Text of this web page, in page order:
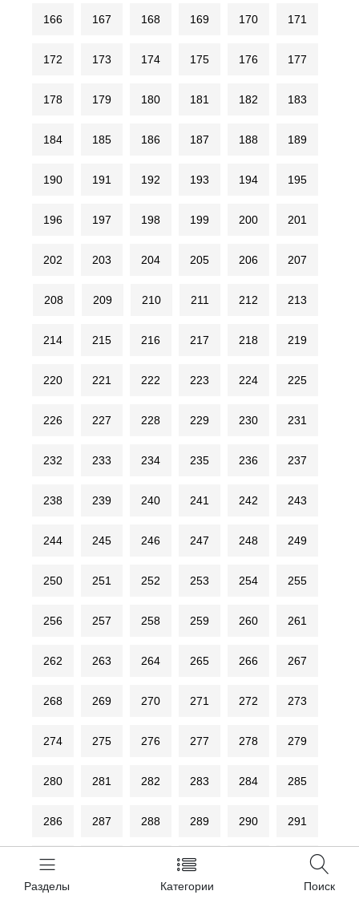
Разделы Категории Поиск
166 167 168 169 170 171
172 173 174 175 176 177
178 179 180 181 182 183
184 185 186 187 188 189
190 191 192 193 194 195
196 197 198 199 200 201
202 203 204 205 206 207
208 209 210 211 212 213
214 215 216 217 218 219
220 221 222 223 224 225
226 227 228 229 230 231
232 233 234 235 236 237
238 239 240 241 242 243
244 245 246 247 248 249
250 251 252 253 254 255
256 257 258 259 260 261
262 263 264 265 266 267
268 269 270 271 272 273
274 275 276 277 278 279
280 281 282 283 284 285
286 287 288 289 290 291
292 295